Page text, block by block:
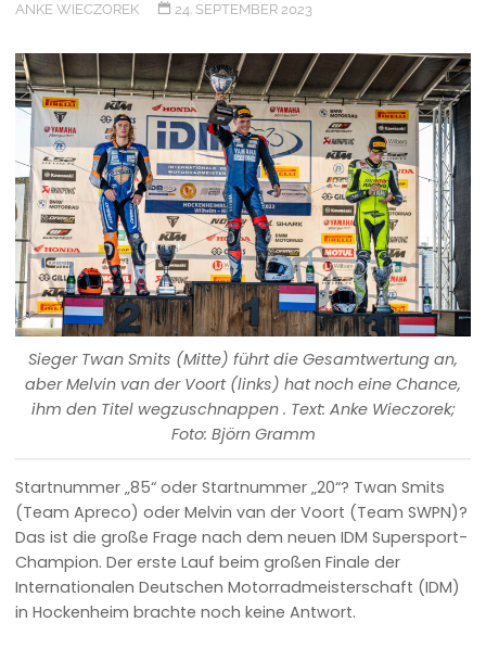
ANKE WIECZOREK 24. SEPTEMBER 2023
Sieger Twan Smits (Mitte) führt die Gesamtwertung an,
aber Melvin van der Voort (links) hat noch eine Chance,
ihm den Titel wegzuschnappen . Text: Anke Wieczorek;
Foto: Björn Gramm
Startnummer „85“ oder Startnummer „20“? Twan Smits
(Team Apreco) oder Melvin van der Voort (Team SWPN)?
Das ist die große Frage nach dem neuen IDM Supersport-
Champion. Der erste Lauf beim großen Finale der
Internationalen Deutschen Motorradmeisterschaft (IDM)
in Hockenheim brachte noch keine Antwort.